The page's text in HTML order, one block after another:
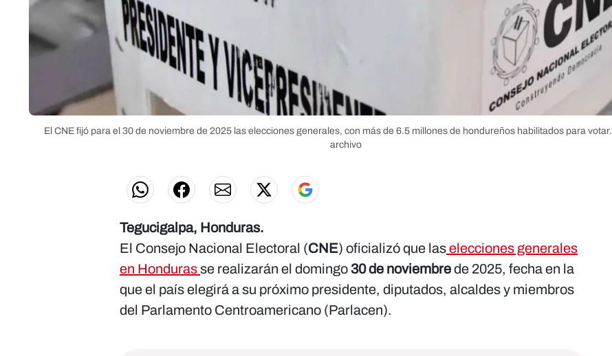
El CNE fijó para el 30 de noviembre de 2025 las elecciones generales, con más de 6.5 millones de hondureños habilitados para votar.
archivo
Tegucigalpa, Honduras.
El Consejo Nacional Electoral (CNE) oficializó que laselecciones generales
en Hondurasse realizarán el domingo30 de noviembrede 2025, fecha en la
que el país elegirá a su próximo presidente, diputados, alcaldes y miembros
del Parlamento Centroamericano (Parlacen).